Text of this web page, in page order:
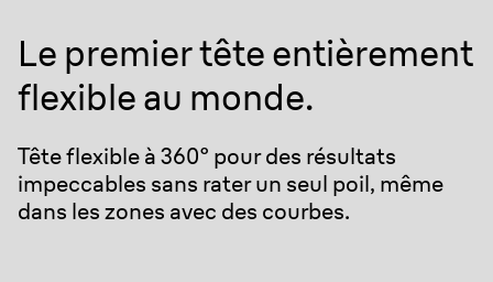
Le premier tête entièrement
flexible au monde.
Tête flexible à 360° pour des résultats
impeccables sans rater un seul poil, même
dans les zones avec des courbes.